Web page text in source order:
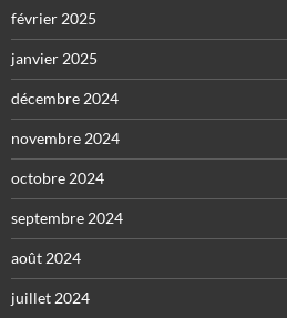
février 2025
janvier 2025
décembre 2024
novembre 2024
octobre 2024
septembre 2024
août 2024
juillet 2024